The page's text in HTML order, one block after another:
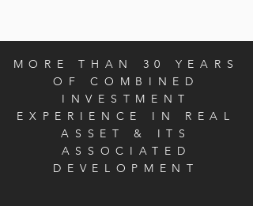
MORE THAN 30 YEARS
OF COMBINED
INVESTMENT
EXPERIENCE IN REAL
ASSET & ITS
ASSOCIATED
DEVELOPMENT